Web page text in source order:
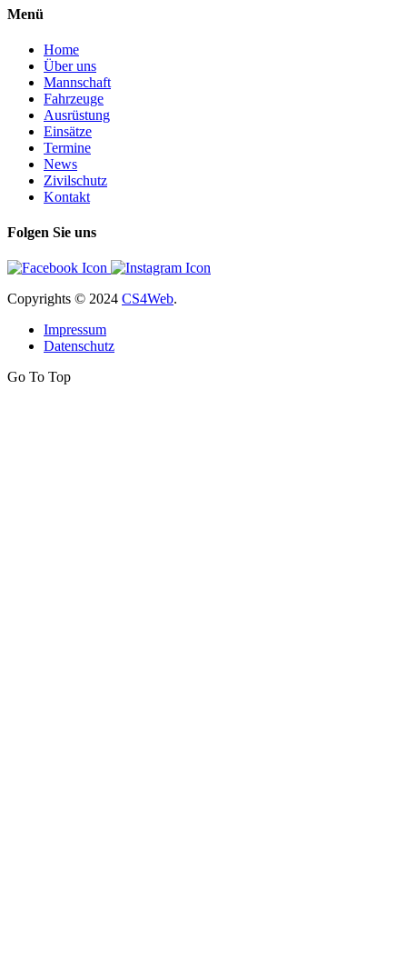
Menü
Home
Über uns
Mannschaft
Fahrzeuge
Ausrüstung
Einsätze
Termine
News
Zivilschutz
Kontakt
Folgen Sie uns
Copyrights © 2024 CS4Web.
Impressum
Datenschutz
Go To Top